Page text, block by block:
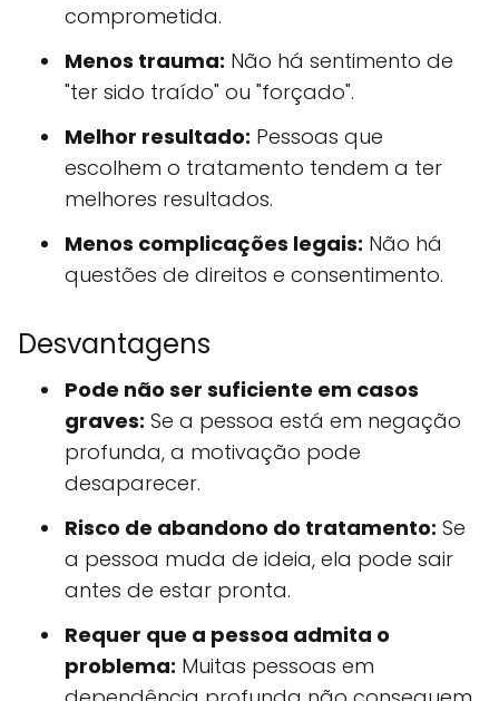
comprometida.
Menos trauma: Não há sentimento de
"ter sido traído" ou "forçado".
Melhor resultado: Pessoas que
escolhem o tratamento tendem a ter
melhores resultados.
Menos complicações legais: Não há
questões de direitos e consentimento.
Desvantagens
Pode não ser suficiente em casos
graves: Se a pessoa está em negação
profunda, a motivação pode
desaparecer.
Risco de abandono do tratamento: Se
a pessoa muda de ideia, ela pode sair
antes de estar pronta.
Requer que a pessoa admita o
problema: Muitas pessoas em